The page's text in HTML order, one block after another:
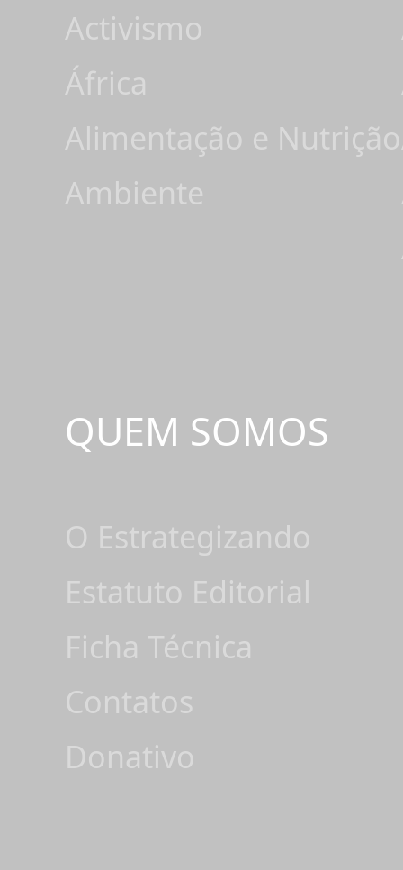
Activismo
África
Alimentação e Nutrição
Ambiente
QUEM SOMOS
O Estrategizando
Estatuto Editorial
Ficha Técnica
Contatos
Donativo